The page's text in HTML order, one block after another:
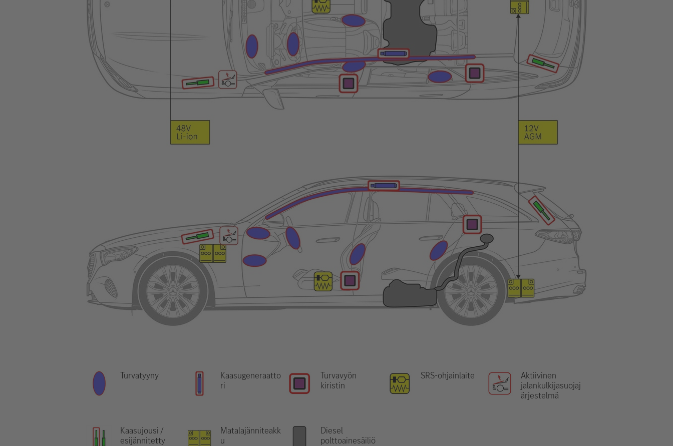
Turvatyyny
Kaasugeneraatto
ri
Turvavyön
kiristin
SRS-ohjainlaite
Aktiivinen
jalankulkijasuojaj
ärjestelmä
Kaasujousi /
esijännitetty
Matalajänniteakk
u
Diesel
polttoainesäiliö